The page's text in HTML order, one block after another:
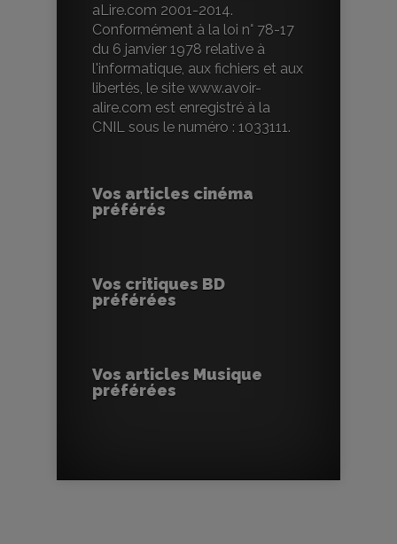
aLire.com 2001-2014.
Conformément à la loi n° 78-17
du 6 janvier 1978 relative à
l'informatique, aux fichiers et aux
libertés, le site www.avoir-
alire.com est enregistré à la
CNIL sous le numéro : 1033111.
Vos articles cinéma
préférés
Vos critiques BD
préférées
Vos articles Musique
préférées